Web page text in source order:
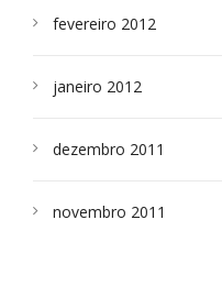
fevereiro 2012
janeiro 2012
dezembro 2011
novembro 2011